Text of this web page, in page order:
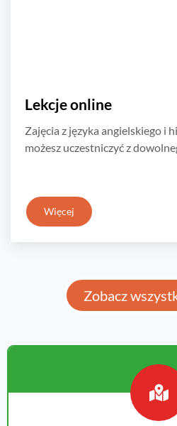
Lekcje online
Zajęcia z języka angielskiego i
możesz uczestniczyć z
Więcej
Zobacz